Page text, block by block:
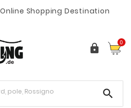
Shopping Destination
 0
